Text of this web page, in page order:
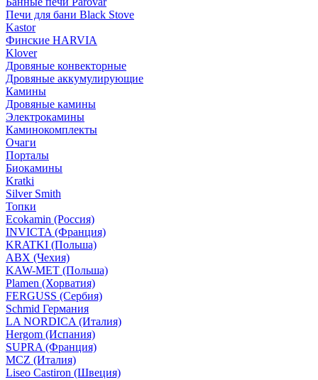
Печи для бани Black Stove
Kastor
Финские HARVIA
Klover
Дровяные конвекторные
Дровяные аккумулирующие
Камины
Дровяные камины
Электрокамины
Каминокомплекты
Очаги
Порталы
Биокамины
Kratki
Silver Smith
Топки
Ecokamin (Россия)
INVICTA (Франция)
KRATKI (Польша)
ABX (Чехия)
KAW-MET (Польша)
Plamen (Хорватия)
FERGUSS (Сербия)
Schmid Германия
LA NORDICA (Италия)
Hergom (Испания)
SUPRA (Франция)
MCZ (Италия)
Liseo Castiron (Швеция)